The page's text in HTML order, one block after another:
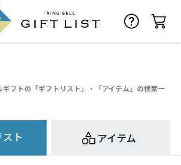
フトの「ギフトリスト」・「アイテム」の検索一
ト アイテム